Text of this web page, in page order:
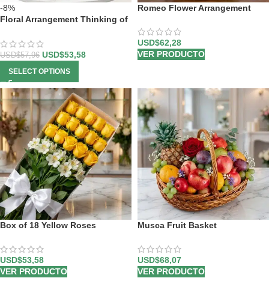
-8%
Floral Arrangement Thinking of
USD$57,96 USD$53,58
SELECT OPTIONS
Romeo Flower Arrangement
USD$62,28
VER PRODUCTO
Box of 18 Yellow Roses
USD$53,58
VER PRODUCTO
Musca Fruit Basket
USD$68,07
VER PRODUCTO